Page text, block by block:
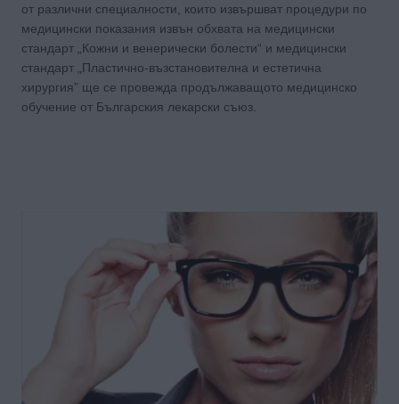
от различни специалности, които извършват процедури по
медицински показания извън обхвата на медицински
стандарт „Кожни и венерически болести“ и медицински
стандарт „Пластично-възстановителна и естетична
хирургия” ще се провежда продължаващото медицинско
обучение от Българския лекарски съюз.